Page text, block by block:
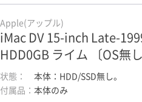
Apple(アップル)
iMac DV 15-inch Late-
HDD0GB ライム 〔OS無し
状態：
本体：HDD/SSD無し。
付属品：本体のみ